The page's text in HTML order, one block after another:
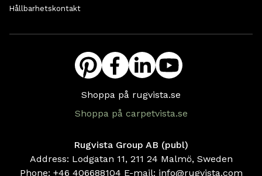
Hållbarhetskontakt
Rugvista Group AB (publ)
Address: Lodgatan 11, 211 24 Malmö, Sweden
Phone: +46 406688104 E-mail: info@rugvista.com
Shoppa på rugvista.se
Shoppa på carpetvista.se